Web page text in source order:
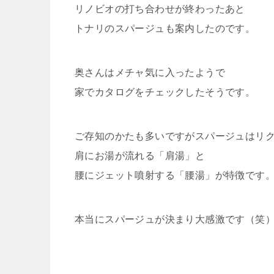
リノビオの打ち合わせが終わったあと
トナリのスパージュも案内したのです。
奥さんはメチャ気に入ったようで
家でカタログをチェックしたそうです。
ご存知のかたも多いですがスパージュはリ
肩にお湯が流れる「肩湯」と
腰にジェット噴射する「腰湯」が特徴です。
本当にスパージュが決まり大感激です（笑）